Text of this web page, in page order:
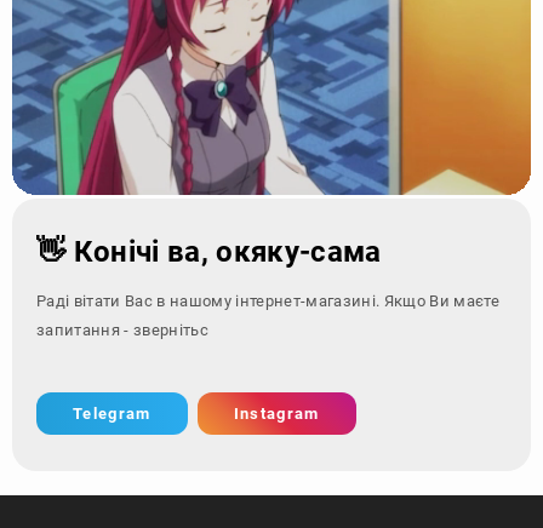
👋 Конічі ва, окяку-сама
Раді вітати Вас в нашому інтернет-магазині. Якщо Ви маєте
запитання - зверніться за контакта
Telegram Instagram